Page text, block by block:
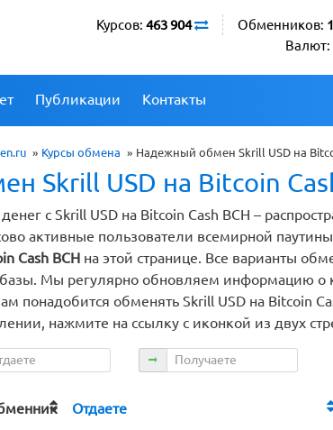
Обменников:
Валют:
Курсов: 463 904
Публикации Контакты
» Курсы обмена » Надежный обмен Skrill USD на
Skrill USD на Bitcoin
с Skrill USD на Bitcoin Cash BCH –
активные пользователи всемирной
Cash BCH на этой странице. Все варианты
Мы регулярно обновляем информацию о
понадобится обменять Skrill USD на Bitcoin
нажмите на ссылку с иконкой из двух
Получаете
Отдаете